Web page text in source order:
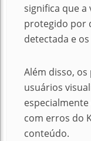
significa que a
protegido por
detectada e
Além disso,
usuários
com erros do
conteúdo.